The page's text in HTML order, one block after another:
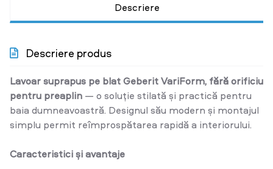
Descriere
Descriere produs
Lavoar suprapus pe blat Geberit VariForm, fără orificiu
pentru preaplin — o soluție stilată și practică pentru
baia dumneavoastră. Designul său modern și montajul
simplu permit reîmprospătarea rapidă a interiorului.
Caracteristici și avantaje